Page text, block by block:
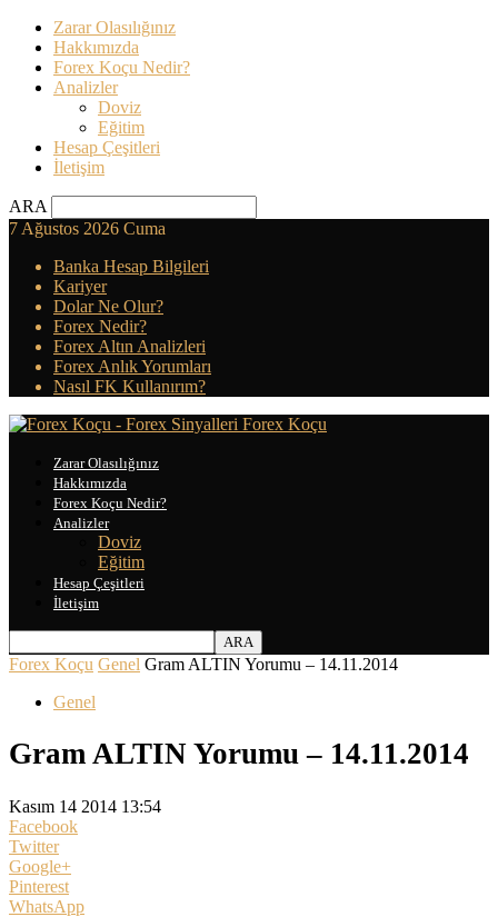
Zarar Olasılığınız
Hakkımızda
Forex Koçu Nedir?
Analizler
Doviz
Eğitim
Hesap Çeşitleri
İletişim
ARA
7 Ağustos 2026 Cuma
Banka Hesap Bilgileri
Kariyer
Dolar Ne Olur?
Forex Nedir?
Forex Altın Analizleri
Forex Anlık Yorumları
Nasıl FK Kullanırım?
Forex Koçu
Zarar Olasılığınız
Hakkımızda
Forex Koçu Nedir?
Analizler
Doviz
Eğitim
Hesap Çeşitleri
İletişim
Forex Koçu Genel Gram ALTIN Yorumu – 14.11.2014
Genel
Gram ALTIN Yorumu – 14.11.2014
Kasım 14 2014 13:54
Facebook
Twitter
Google+
Pinterest
WhatsApp